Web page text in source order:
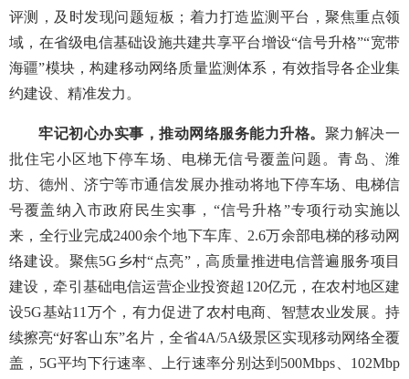
评测，及时发现问题短板；着力打造监测平台，聚焦重点领
域，在省级电信基础设施共建共享平台增设“信号升格”“宽带
海疆”模块，构建移动网络质量监测体系，有效指导各企业集
约建设、精准发力。
牢记初心办实事，推动网络服务能力升格。 聚力解决一
批住宅小区地下停车场、电梯无信号覆盖问题。青岛、潍
坊、德州、济宁等市通信发展办推动将地下停车场、电梯信
号覆盖纳入市政府民生实事，“信号升格”专项行动实施以
来，全行业完成2400余个地下车库、2.6万余部电梯的移动网
络建设。聚焦5G乡村“点亮”，高质量推进电信普遍服务项目
建设，牵引基础电信运营企业投资超120亿元，在农村地区建
设5G基站11万个，有力促进了农村电商、智慧农业发展。持
续擦亮“好客山东”名片，全省4A/5A级景区实现移动网络全覆
盖，5G平均下行速率、上行速率分别达到500Mbps、102Mbp